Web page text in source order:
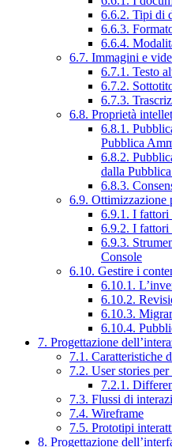
6.6.2. Tipi di
6.6.3.
6.6.4.
6.7. Immagini e
6.7.1. Testo
6.7.2.
6.7.3.
6.8. Proprietà
6.8.1.
Pubblica
6.8.2.
dalla
6.8.3.
6.9. Ottimizzazione
6.9.1. I fattori
6.9.2. I fattori
6.9.3.
Console
6.10. Gestire i
6.10.1.
6.10.2.
6.10.3.
6.10.4.
7. Progettazione
7.1. Caratteristiche
7.2. User stories
7.2.1.
7.3. Flussi di
7.4. Wireframe
7.5. Prototipi
8. Progettazione